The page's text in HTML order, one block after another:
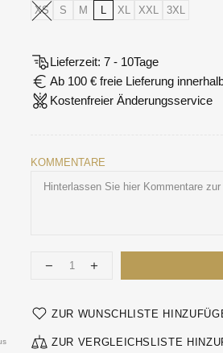
XS
S M L XL XXL 3XL
Lieferzeit: 7 - 10Tage
Ab 100 € freie Lieferung
Kostenfreier Änderungsservice
KOMMENTARE
ZUR WUNSCHLISTE
ZUR VERGLEICHSLISTE